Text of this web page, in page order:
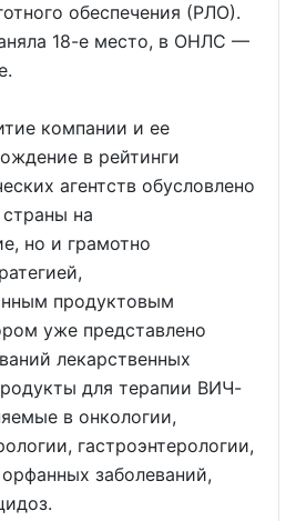
обеспечения (РЛО).
18-е место, в ОНЛС —
компании и ее
в рейтинги
агентств обусловлено
на
но и грамотно
продуктовым
уже представлено
лекарственных
для терапии ВИЧ-
в онкологии,
гастроэнтерологии,
заболеваний,